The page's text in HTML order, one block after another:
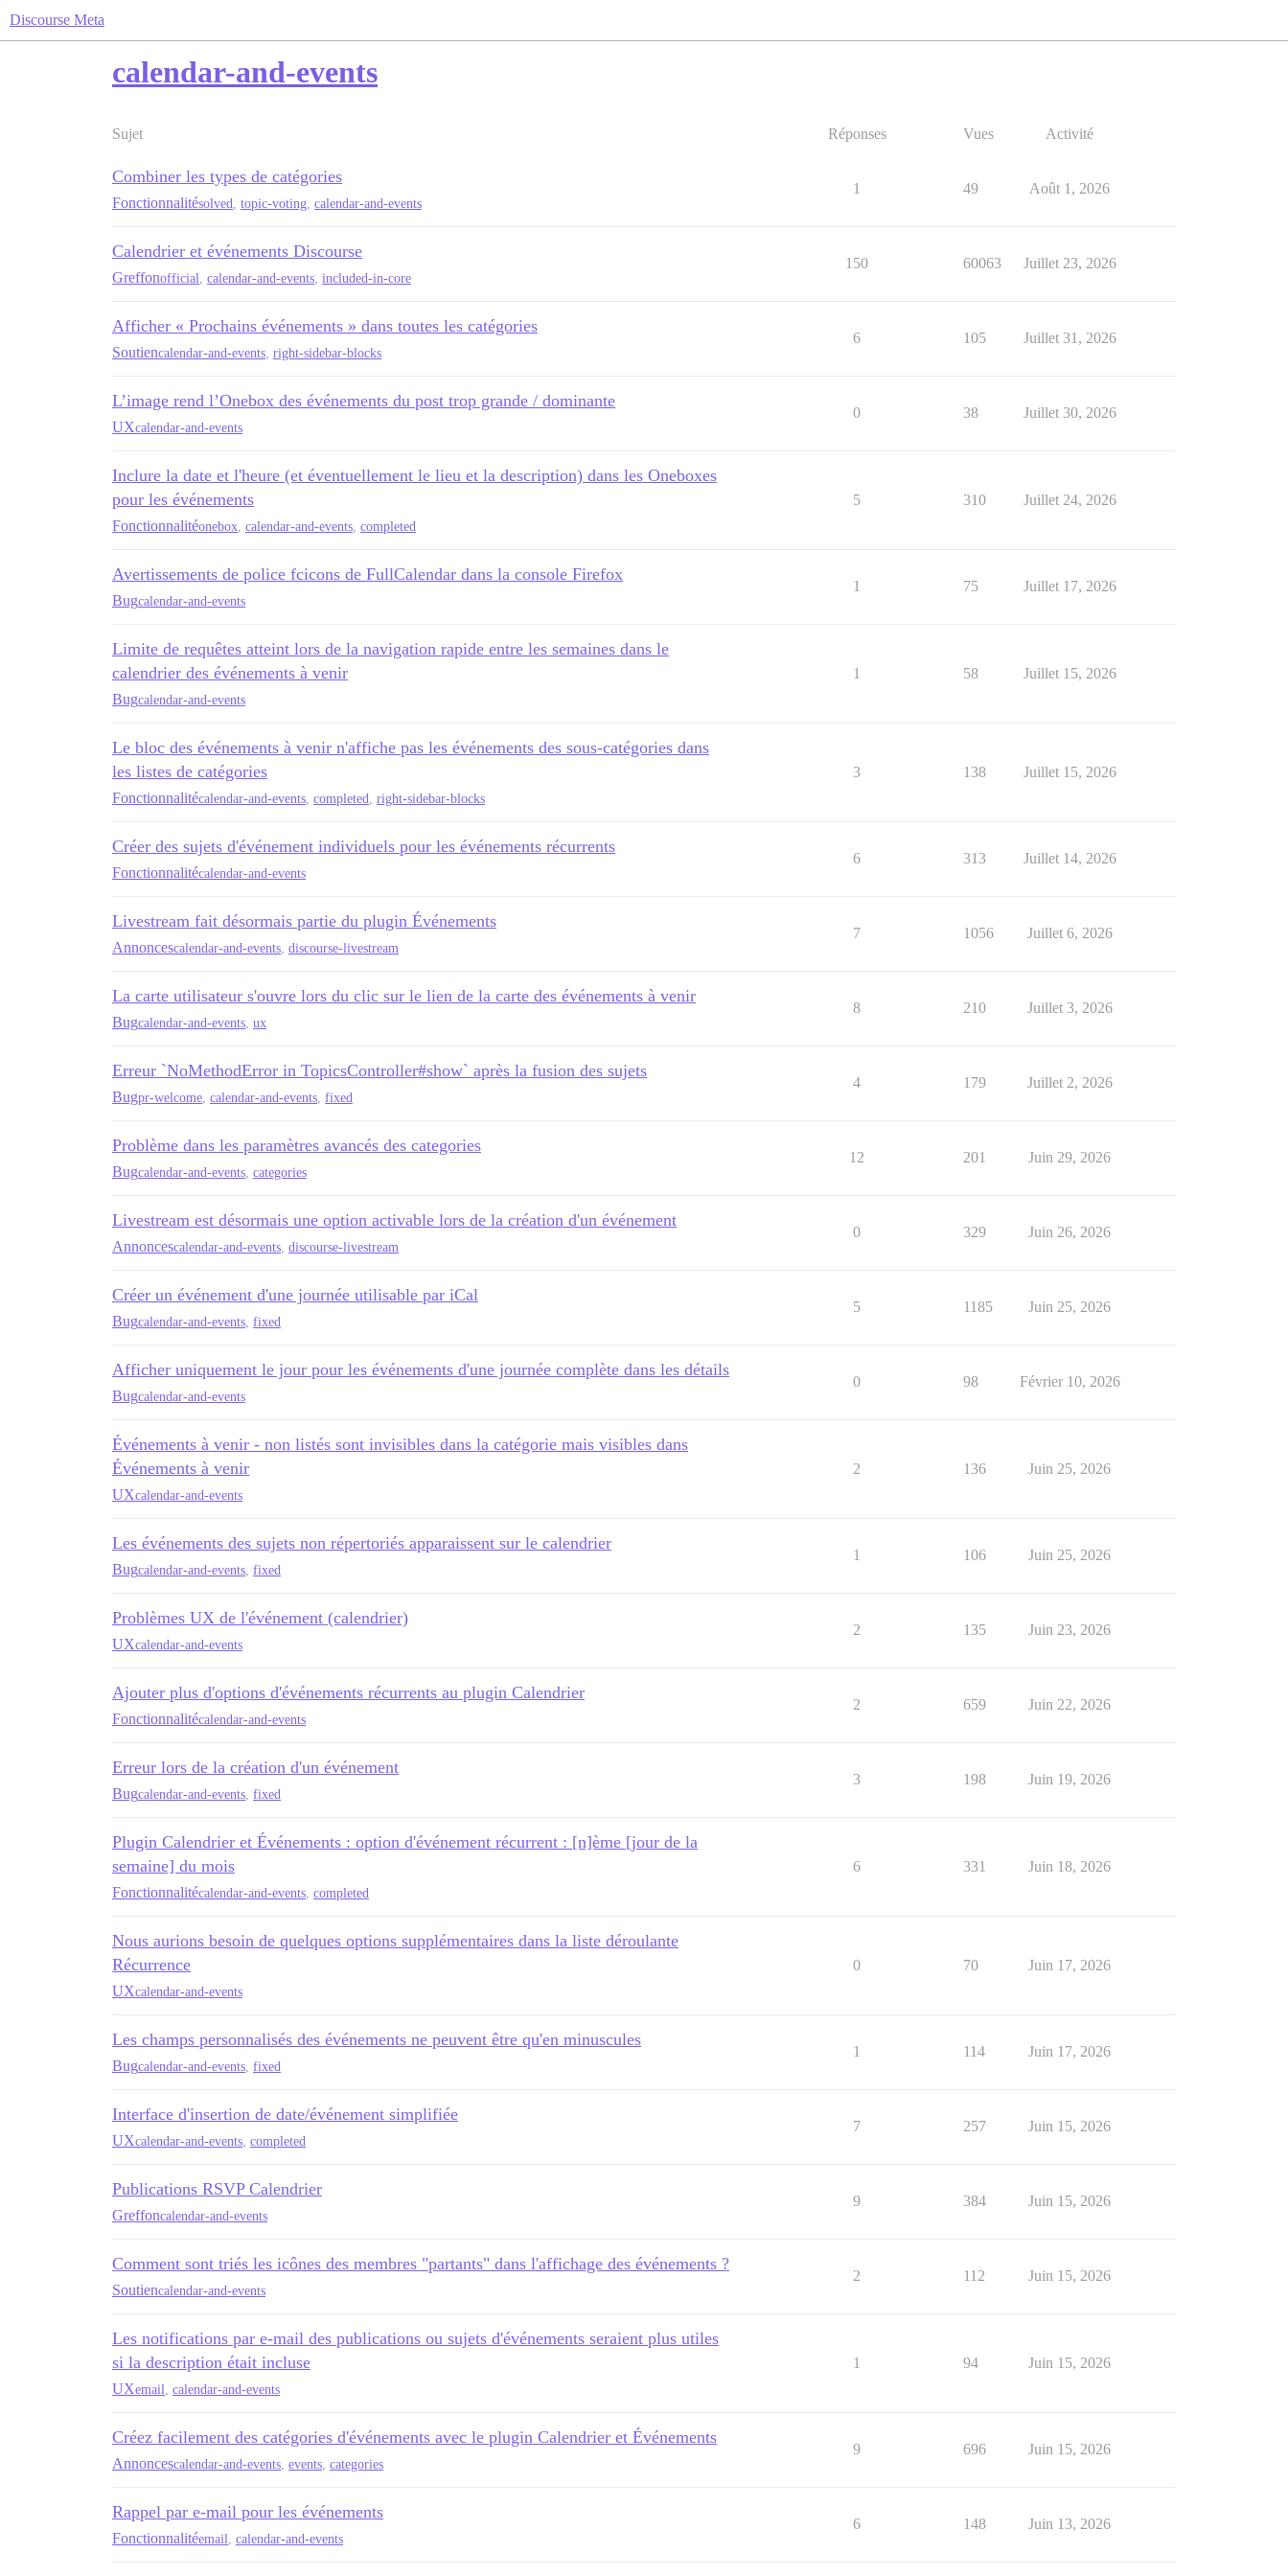
Discourse Meta
calendar-and-events
Sujet Réponses Vues Activité
Combiner les types de catégories
Fonctionnalitésolved topic-voting calendar-and-events
1 49 Août 1, 2026
Calendrier et événements Discourse
Greffonofficial calendar-and-events included-in-core
150 60063 Juillet 23, 2026
Afficher « Prochains événements » dans toutes les catégories
Soutiencalendar-and-events right-sidebar-blocks
6 105 Juillet 31, 2026
L’image rend l’Onebox des événements du post trop grande / dominante
UXcalendar-and-events
0 38 Juillet 30, 2026
Inclure la date et l'heure (et éventuellement le lieu et la description) dans les Oneboxes
pour les événements
Fonctionnalitéonebox calendar-and-events completed
5 310 Juillet 24, 2026
Avertissements de police fcicons de FullCalendar dans la console Firefox
Bugcalendar-and-events
1 75 Juillet 17, 2026
Limite de requêtes atteint lors de la navigation rapide entre les semaines dans le
calendrier des événements à venir
Bugcalendar-and-events
1 58 Juillet 15, 2026
Le bloc des événements à venir n'affiche pas les événements des sous-catégories dans
les listes de catégories
Fonctionnalitécalendar-and-events completed right-sidebar-blocks
3 138 Juillet 15, 2026
Créer des sujets d'événement individuels pour les événements récurrents
Fonctionnalitécalendar-and-events
6 313 Juillet 14, 2026
Livestream fait désormais partie du plugin Événements
Annoncescalendar-and-events discourse-livestream
7 1056 Juillet 6, 2026
La carte utilisateur s'ouvre lors du clic sur le lien de la carte des événements à venir
Bugcalendar-and-events ux
8 210 Juillet 3, 2026
Erreur `NoMethodError in TopicsController#show` après la fusion des sujets
Bugpr-welcome calendar-and-events fixed
4 179 Juillet 2, 2026
Problème dans les paramètres avancés des categories
Bugcalendar-and-events categories
12 201 Juin 29, 2026
Livestream est désormais une option activable lors de la création d'un événement
Annoncescalendar-and-events discourse-livestream
0 329 Juin 26, 2026
Créer un événement d'une journée utilisable par iCal
Bugcalendar-and-events fixed
5 1185 Juin 25, 2026
Afficher uniquement le jour pour les événements d'une journée complète dans les détails
Bugcalendar-and-events
0 98 Février 10, 2026
Événements à venir - non listés sont invisibles dans la catégorie mais visibles dans
Événements à venir
UXcalendar-and-events
2 136 Juin 25, 2026
Les événements des sujets non répertoriés apparaissent sur le calendrier
Bugcalendar-and-events fixed
1 106 Juin 25, 2026
Problèmes UX de l'événement (calendrier)
UXcalendar-and-events
2 135 Juin 23, 2026
Ajouter plus d'options d'événements récurrents au plugin Calendrier
Fonctionnalitécalendar-and-events
2 659 Juin 22, 2026
Erreur lors de la création d'un événement
Bugcalendar-and-events fixed
3 198 Juin 19, 2026
Plugin Calendrier et Événements : option d'événement récurrent : [n]ème [jour de la
semaine] du mois
Fonctionnalitécalendar-and-events completed
6 331 Juin 18, 2026
Nous aurions besoin de quelques options supplémentaires dans la liste déroulante
Récurrence
UXcalendar-and-events
0 70 Juin 17, 2026
Les champs personnalisés des événements ne peuvent être qu'en minuscules
Bugcalendar-and-events fixed
1 114 Juin 17, 2026
Interface d'insertion de date/événement simplifiée
UXcalendar-and-events completed
7 257 Juin 15, 2026
Publications RSVP Calendrier
Greffoncalendar-and-events
9 384 Juin 15, 2026
Comment sont triés les icônes des membres "partants" dans l'affichage des événements ?
Soutiencalendar-and-events
2 112 Juin 15, 2026
Les notifications par e-mail des publications ou sujets d'événements seraient plus utiles
si la description était incluse
UXemail calendar-and-events
1 94 Juin 15, 2026
Créez facilement des catégories d'événements avec le plugin Calendrier et Événements
Annoncescalendar-and-events events categories
9 696 Juin 15, 2026
Rappel par e-mail pour les événements
Fonctionnalitéemail calendar-and-events
6 148 Juin 13, 2026